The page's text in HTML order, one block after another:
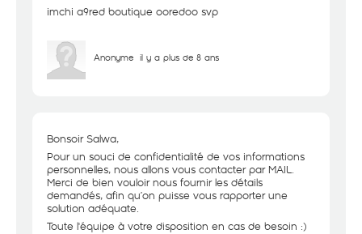
imchi a9red boutique ooredoo svp
Anonyme il y a plus de 8 ans
Bonsoir Salwa,
Pour un souci de confidentialité de vos informations
personnelles, nous allons vous contacter par MAIL.
Merci de bien vouloir nous fournir les détails
demandés, afin qu’on puisse vous rapporter une
solution adéquate.
Toute l'équipe à votre disposition en cas de besoin :)